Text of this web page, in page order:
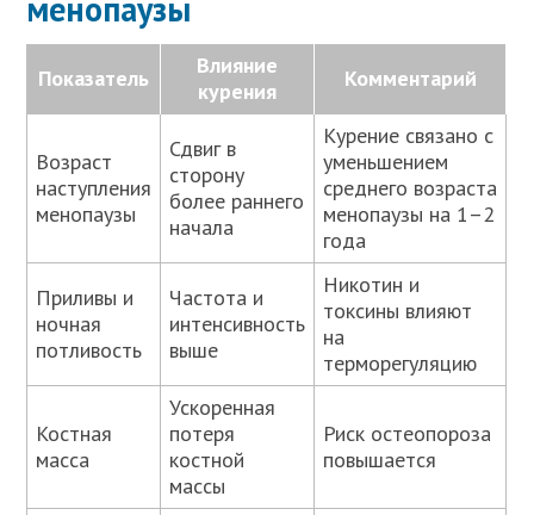
менопаузы
Показатель
Влияние
курения
Комментарий
Возраст
наступления
менопаузы
Сдвиг в
сторону
более раннего
начала
Курение связано с
уменьшением
среднего возраста
менопаузы на 1–2
года
Приливы и
ночная
потливость
Частота и
интенсивность
выше
Никотин и
токсины влияют
на
терморегуляцию
Костная
масса
Ускоренная
потеря
костной
массы
Риск остеопороза
повышается